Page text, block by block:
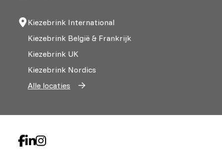
Kiezebrink International
Kiezebrink België & Frankrijk
Kiezebrink UK
Kiezebrink Nordics
Alle locaties